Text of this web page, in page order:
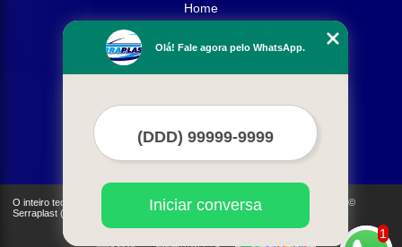
Home
Missão
Mais Serviços
O inteiro teor deste site está sujeito à proteção de direitos autorais. Copyright©
Serraplast (Lei 9610 de 19/02/1998)
1
Olá! Fale agora pelo WhatsApp.
Iniciar conversa